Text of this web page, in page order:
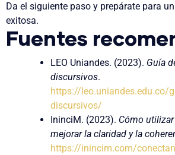
Da el siguiente paso y prepárate para
exitosa.
Fuentes
LEO Uniandes. (2023). Guía
discursivos.
https://leo.uniandes.edu.co/
discursivos/
IninciM. (2023). Cómo
mejorar la claridad y la
https://inincim.com/